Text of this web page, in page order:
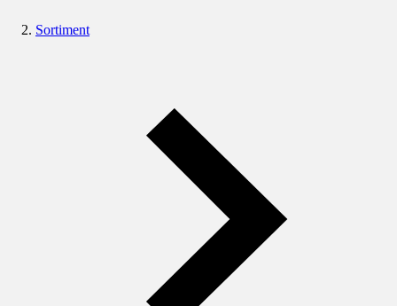
Sortiment